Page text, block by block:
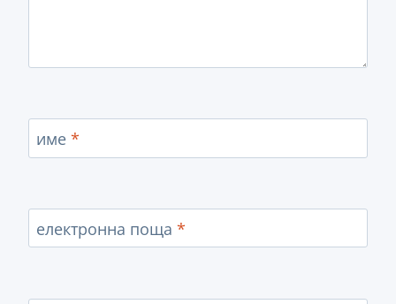
име *
електронна поща *